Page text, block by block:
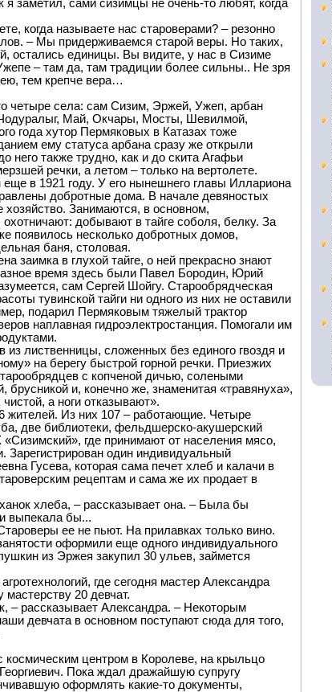
я заметил, сами сизимцы не очень-то любят, когда
когда называете нас староверами? – резонно
– Мы придерживаемся старой веры. Но таких,
остались единицы. Вы видите, у нас в Сизиме
– там да, там традиции более сильны.. Не зря
тем крепче вера…
четыре села: сам Сизим, Эржей, Ужеп, арбан
Май, Окчары, Мосты, Шевилмой,
года хутор Пермяковых в Катазах тоже
ему статуса арбана сразу же открыли
него также трудно, как и до скита Агафьи
речки, а летом – только на вертолете.
в 1921 году. У его нынешнего главы Иллариона
добротные дома. В начале девяностых
хозяйство. Занимаются, в основном,
охотничают: добывают в тайге соболя, белку. За
появилось несколько добротных домов,
баня, столовая.
заимка в глухой тайге, о ней прекрасно знают
время здесь были Павел Бородин, Юрий
сам Сергей Шойгу. Старообрядческая
тувинской тайги ни одного из них не оставили
подарил Пермяковым тяжелый трактор
наплавная гидроэлектростанция. Помогали им
из лиственницы, сложенных без единого гвоздя и
на берегу быстрой горной речки. Приезжих
с копченой дичью, солеными
брусникой и, конечно же, знаменитая «травянуха»,
а ноги отказывают».
жителей. Из них 107 – работающие. Четыре
две библиотеки, фельдшерско-акушерский
где принимают от населения мясо,
Зарегистрирован один индивидуальный
Гусева, которая сама печет хлеб и калачи в
рецептам и сама же их продает в
хлеба, – рассказывает она. – Была бы
выпекала бы...
ее не пьют. На прилавках только вино.
оформили еще одного индивидуального
из Эржея закупил 30 ульев, займется
где сегодня мастер Александра
20 девчат.
– рассказывает Александра. – Некоторым
девчата в основном поступают сюда для того,
космическим центром в Королеве, на крыльцо
Пока ждал дражайшую супругу
оформлять какие-то документы,